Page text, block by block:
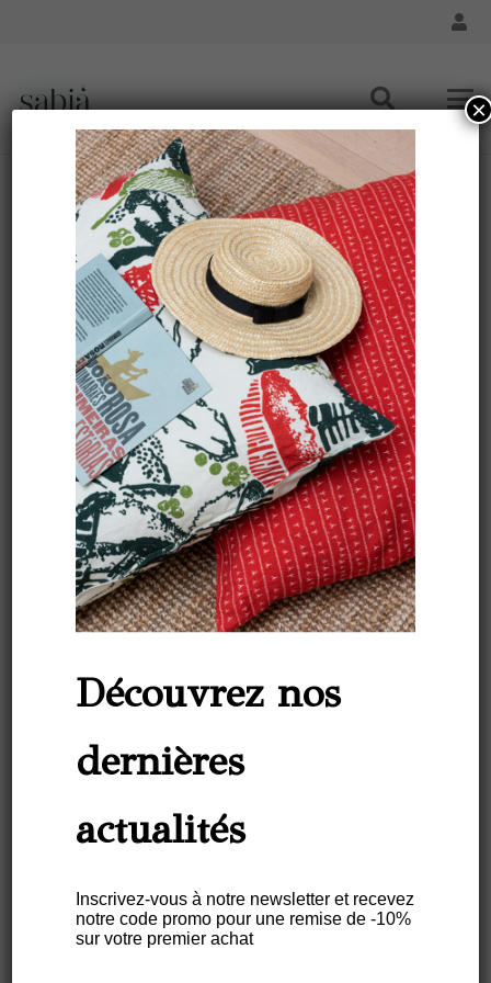
Chemin de table lin – Motif ARRASTA PÉ VERT
/ Maison - Chemin de table/ Chemin de table lin –
Motif ARRASTA PÉ VERT
Chemin De Table Lin – Motif
ARRASTA PÉ VERT
Ce chemin de table 100% lin fait partie de la
collection “ O canto do Sabiá
Découvrez nos
dernières
actualités
Inscrivez-vous à notre newsletter et recevez
notre code promo pour une remise de -10%
sur votre premier achat
×